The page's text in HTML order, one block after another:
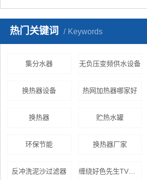
热门关键词 Keywords
集分水器 无负压变频供水设备
换热器设备 热网加热器哪家好
换热器 贮热水罐
环保节能 换热器厂家
反冲洗泥沙过滤器 缠绕好色先生TV黄色